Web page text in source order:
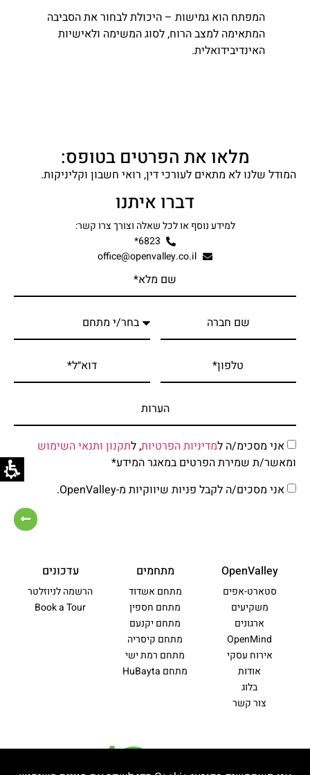
המפתח הוא גמישות – היכולת לבחור את הסביבה
המתאימה למצב הרוח, לסוג המשימה ולאישיות
האינדיבידואלית.
מלאו את הפרטים בטופס:
המודל שלנו לא מתאים לעורכי דין, רואי חשבון וקליניקות.
דברו איתנו
למידע נוסף או לכל שאלה וצורך צרו קשר:
6823*
office@openvalley.co.il
אני מסכימ/ה למדיניות הפרטיות, לתקנון ותנאי השימוש
ומאשר/ת שמירת הפרטים במאגר המידע*
אני מסכים/ה לקבל פניות שיווקיות מ-OpenValley.
OpenValley
סטארט-אפים
משקיעים
ארגונים
OpenMind
אירוח עסקי
אודות
בלוג
צור קשר
מתחמים
מתחם אשדוד
מתחם חספין
מתחם יקנעם
מתחם קיסריה
מתחם רמת ישי
מתחם HuBayta
עדכונים
הרשמה לניוזלטר
Book a Tour